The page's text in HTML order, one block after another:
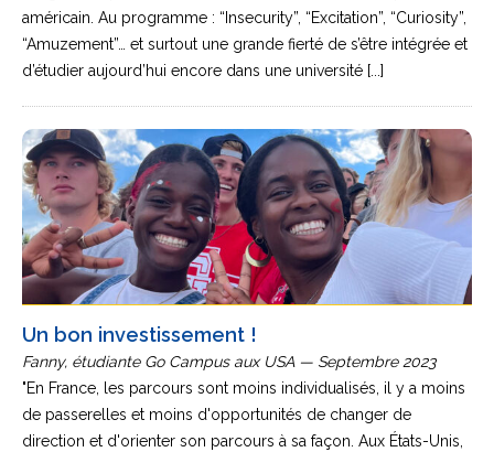
américain. Au programme : “Insecurity”, “Excitation”, “Curiosity”,
“Amuzement”… et surtout une grande fierté de s’être intégrée et
d’étudier aujourd’hui encore dans une université [...]
Un bon investissement !
Fanny, étudiante Go Campus aux USA — Septembre 2023
"En France, les parcours sont moins individualisés, il y a moins
de passerelles et moins d'opportunités de changer de
direction et d'orienter son parcours à sa façon. Aux États-Unis,